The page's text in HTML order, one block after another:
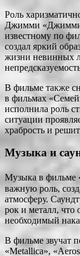
Роль
Джимми
известному по
создал яркий
жизни невинных
В фильме также
в фильмах
исполнила роль
ситуации
храбрость и
Музыка и
Музыка в фильме
важную роль,
атмосферу.
рок и металл, что
необходимый
В фильме звучат
«Metallica»,